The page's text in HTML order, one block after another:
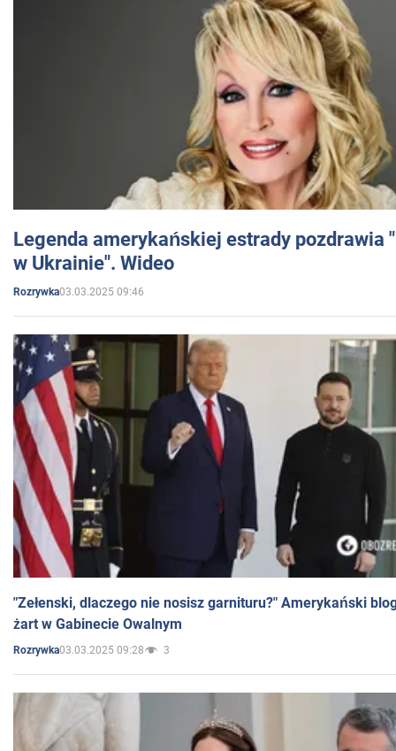
Legenda amerykańskiej estrady pozdrawia
w Ukrainie". Wideo
Rozrywka03.03.2025 09:46
"Zełenski, dlaczego nie nosisz garnituru?" Amerykański
żart w Gabinecie Owalnym
Rozrywka03.03.2025 09:28 3